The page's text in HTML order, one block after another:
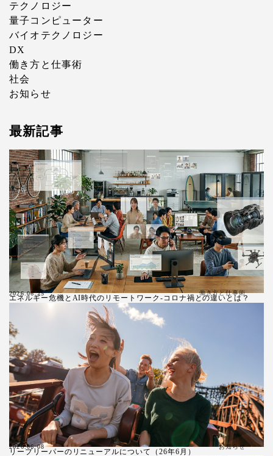
テクノロジー
量子コンピューター
バイオテクノロジー
DX
働き方と仕事術
社会
お知らせ
最新記事
エネルギー危機とAI時代のリモートワーク-コロナ禍との違いとは？
2026.06.25 働き方と仕事術
リープリーパーのリニューアルについて（26年6月）
2026.06.08 お知らせ